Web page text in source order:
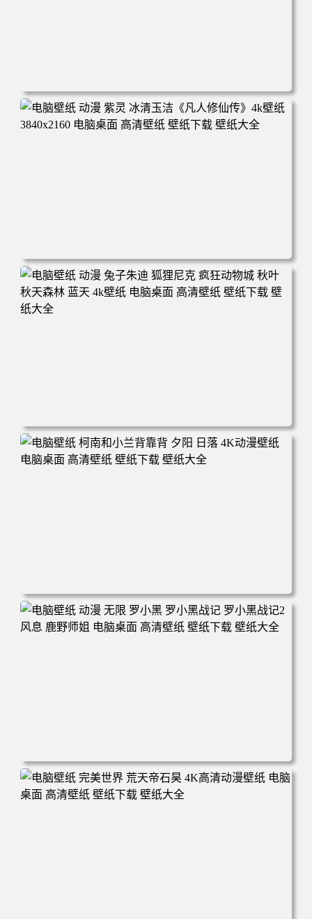
电脑壁纸 动漫 凡人修仙传 韩立 结婴 4k壁纸 3840x2160 电
脑桌面 高清壁纸 壁纸下载 壁纸大全
电脑壁纸 动漫 紫灵 冰清玉洁《凡人修仙传》4k壁纸 3840x2
160 电脑桌面 高清壁纸 壁纸下载 壁纸大全
电脑壁纸 动漫 兔子朱迪 狐狸尼克 疯狂动物城 秋叶 秋天森
林 蓝天 4k壁纸 电脑桌面 高清壁纸 壁纸下载 壁纸大全
电脑壁纸 柯南和小兰背靠背 夕阳 日落 4K动漫壁纸 电脑桌
面 高清壁纸 壁纸下载 壁纸大全
电脑壁纸 动漫 无限 罗小黑 罗小黑战记 罗小黑战记2 风息
鹿野师姐 电脑桌面 高清壁纸 壁纸下载 壁纸大全